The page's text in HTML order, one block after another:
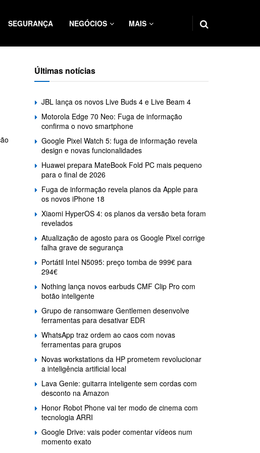
SEGURANÇA NEGÓCIOS MAIS
Últimas notícias
JBL lança os novos Live Buds 4 e Live Beam 4
Motorola Edge 70 Neo: Fuga de informação
confirma o novo smartphone
Google Pixel Watch 5: fuga de informação revela
design e novas funcionalidades
Huawei prepara MateBook Fold PC mais pequeno
para o final de 2026
Fuga de informação revela planos da Apple para
os novos iPhone 18
Xiaomi HyperOS 4: os planos da versão beta foram
revelados
Atualização de agosto para os Google Pixel corrige
falha grave de segurança
Portátil Intel N5095: preço tomba de 999€ para
294€
Nothing lança novos earbuds CMF Clip Pro com
botão inteligente
Grupo de ransomware Gentlemen desenvolve
ferramentas para desativar EDR
WhatsApp traz ordem ao caos com novas
ferramentas para grupos
Novas workstations da HP prometem revolucionar
a inteligência artificial local
Lava Genie: guitarra inteligente sem cordas com
desconto na Amazon
Honor Robot Phone vai ter modo de cinema com
tecnologia ARRI
Google Drive: vais poder comentar vídeos num
momento exato